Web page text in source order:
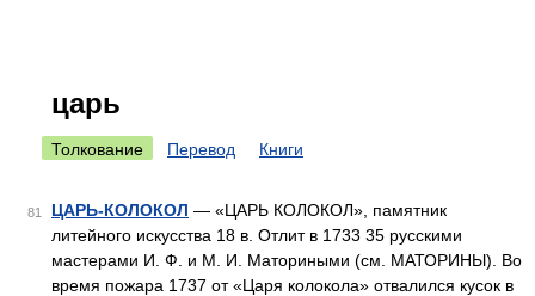
царь
Толкование Перевод Книги
81 ЦАРЬ-КОЛОКОЛ — «ЦАРЬ КОЛОКОЛ», памятник
литейного искусства 18 в. Отлит в 1733 35 русскими
мастерами И. Ф. и М. И. Маториными (см. МАТОРИНЫ). Во
время пожара 1737 от «Царя колокола» отвалился кусок в